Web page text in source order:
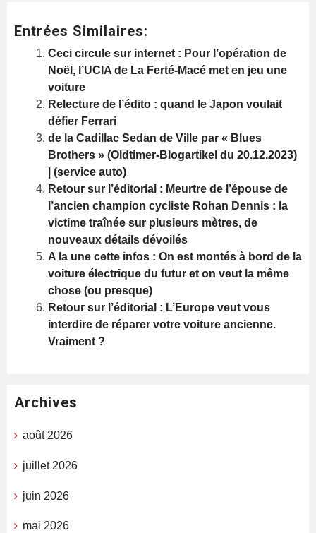
Entrées Similaires:
Ceci circule sur internet : Pour l’opération de
Noël, l’UCIA de La Ferté-Macé met en jeu une
voiture
Relecture de l’édito : quand le Japon voulait
défier Ferrari
de la Cadillac Sedan de Ville par « Blues
Brothers » (Oldtimer-Blogartikel du 20.12.2023)
| (service auto)
Retour sur l’éditorial : Meurtre de l’épouse de
l’ancien champion cycliste Rohan Dennis : la
victime traînée sur plusieurs mètres, de
nouveaux détails dévoilés
A la une cette infos : On est montés à bord de la
voiture électrique du futur et on veut la même
chose (ou presque)
Retour sur l’éditorial : L’Europe veut vous
interdire de réparer votre voiture ancienne.
Vraiment ?
Archives
août 2026
juillet 2026
juin 2026
mai 2026